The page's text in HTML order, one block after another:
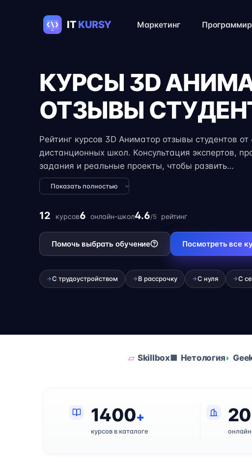
Маркетинг
КУРСЫ 3D
ОТЗЫВЫ
Рейтинг курсов 3D Аниматор отзывы студентов от
дистанционных школ. Консультация экспертов,
задания и реальные проекты, чтобы развить
профессиональные навыки для трудоустройства.
курсы 3D Анимация отзывы студентов с
Показать полностью
12 курсов6 онлайн-школ4.6/5 рейтинг
Помочь выбрать обучение Посмотреть все
→С трудоустройством →В рассрочку →С нуля →С
Skillbox Нетология
1400+
курсов в каталоге
20